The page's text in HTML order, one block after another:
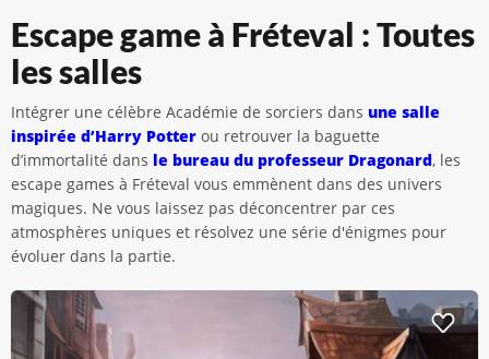
Escape game à Fréteval : Toutes
les salles
Intégrer une célèbre Académie de sorciers dans une salle
inspirée d’Harry Potter ou retrouver la baguette
d’immortalité dans le bureau du professeur Dragonard, les
escape games à Fréteval vous emmènent dans des univers
magiques. Ne vous laissez pas déconcentrer par ces
atmosphères uniques et résolvez une série d'énigmes pour
évoluer dans la partie.